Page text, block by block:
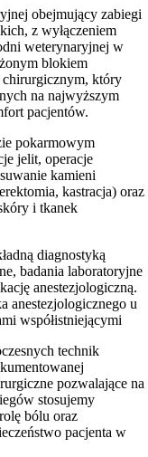
obejmujący zabiegi
z wyłączeniem
weterynaryjnej w
blokiem
chirurgicznym, który
na najwyższym
pacjentów.
pokarmowym
jelit, operacje
kamieni
kastracja) oraz
i tkanek
diagnostyką
badania laboratoryjne
anestezjologiczną.
anestezjologicznego u
współistniejącymi
technik
pozwalające na
stosujemy
bólu oraz
pacjenta w